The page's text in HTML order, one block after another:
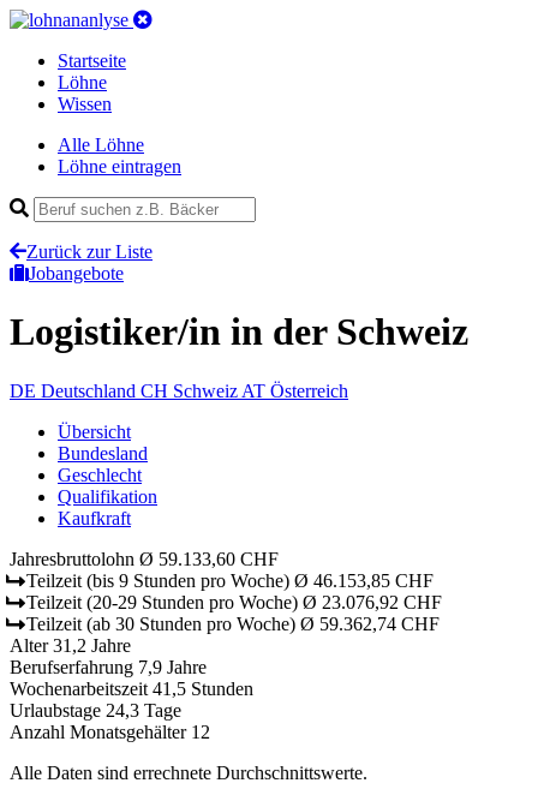
Startseite
Löhne
Wissen
Alle Löhne
Löhne eintragen
Zurück zur Liste
Jobangebote
Logistiker/in in der Schweiz
DE Deutschland CH Schweiz AT Österreich
Übersicht
Bundesland
Geschlecht
Qualifikation
Kaufkraft
Jahresbruttolohn Ø 59.133,60 CHF
Teilzeit (bis 9 Stunden pro Woche) Ø 46.153,85 CHF
Teilzeit (20-29 Stunden pro Woche) Ø 23.076,92 CHF
Teilzeit (ab 30 Stunden pro Woche) Ø 59.362,74 CHF
Alter 31,2 Jahre
Berufserfahrung 7,9 Jahre
Wochenarbeitszeit 41,5 Stunden
Urlaubstage 24,3 Tage
Anzahl Monatsgehälter 12
Alle Daten sind errechnete Durchschnittswerte.